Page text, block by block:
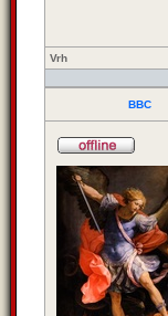
Vrh
BBC